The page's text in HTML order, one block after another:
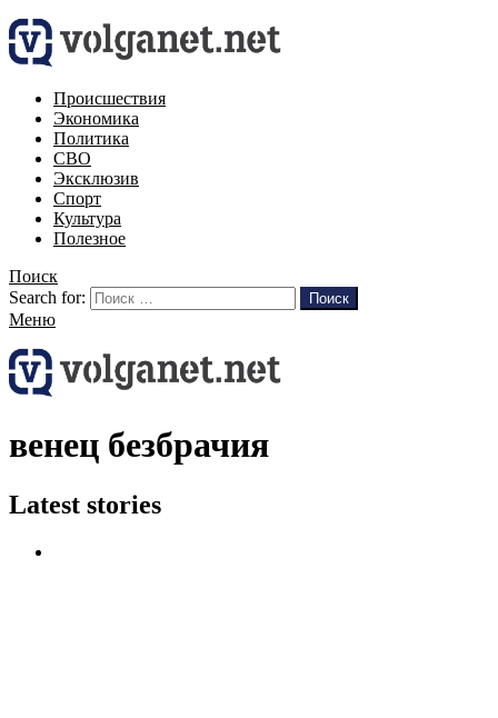
Происшествия
Экономика
Политика
СВО
Эксклюзив
Спорт
Культура
Полезное
Поиск
Search for:
Поиск
Меню
венец безбрачия
Latest stories